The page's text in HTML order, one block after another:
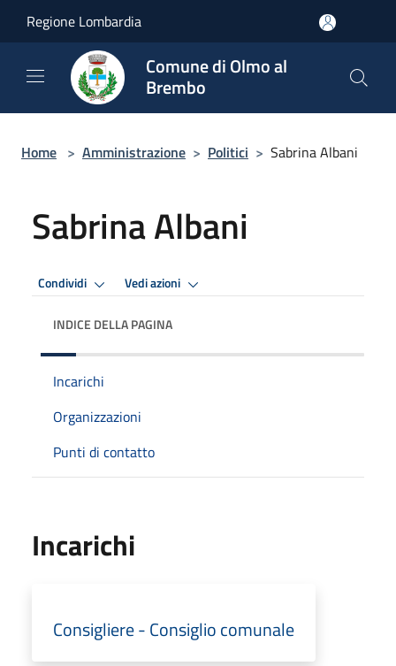
Regione Lombardia
Comune di Olmo al
Brembo
Home > Amministrazione > Politici > Sabrina Albani
Sabrina Albani
Condividi Vedi azioni
INDICE DELLA PAGINA
Incarichi
Organizzazioni
Punti di contatto
Incarichi
Consigliere - Consiglio comunale